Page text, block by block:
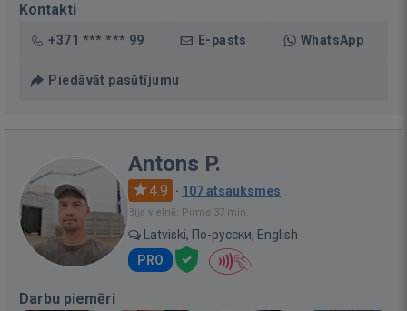
Kontakti
+371 *** *** 99 E-pasts WhatsApp
Piedāvāt pasūtījumu
Antons P.
4.9 · 107 atsauksmes
Bija vietnē: Pirms 37 min.
Latviski, По-русски, English
PRO
Darbu piemēri